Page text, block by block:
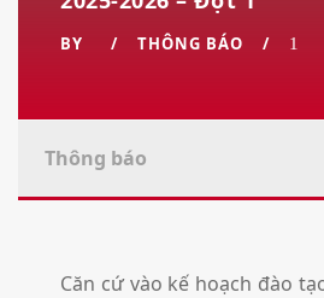
BY THÔNG BÁO 1
Thông báo
Căn cứ vào kế hoạch đào